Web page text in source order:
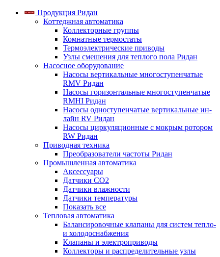
Продукция Ридан
Коттеджная автоматика
Коллекторные группы
Комнатные термостаты
Термоэлектрические приводы
Узлы смешения для теплого пола Ридан
Насосное оборудование
Насосы вертикальные многоступенчатые
RMV Ридан
Насосы горизонтальные многоступенчатые
RMHI Ридан
Насосы одноступенчатые вертикальные ин-
лайн RV Ридан
Насосы циркуляционные с мокрым ротором
RW Ридан
Приводная техника
Преобразователи частоты Ридан
Промышленная автоматика
Аксессуары
Датчики CO2
Датчики влажности
Датчики температуры
Показать все
Тепловая автоматика
Балансировочные клапаны для систем тепло-
и холодоснабжения
Клапаны и электроприводы
Коллекторы и распределительные узлы